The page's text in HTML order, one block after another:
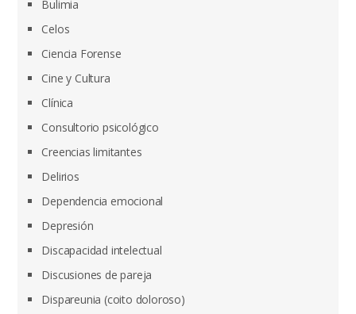
Bulimia
Celos
Ciencia Forense
Cine y Cultura
Clínica
Consultorio psicológico
Creencias limitantes
Delirios
Dependencia emocional
Depresión
Discapacidad intelectual
Discusiones de pareja
Dispareunia (coito doloroso)